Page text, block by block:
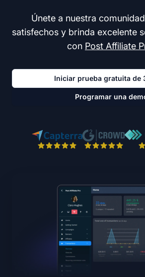
Únete a nuestra
satisfechos y brinda excelente
con Post Affiliate
Iniciar prueba gratuita de
Programar una